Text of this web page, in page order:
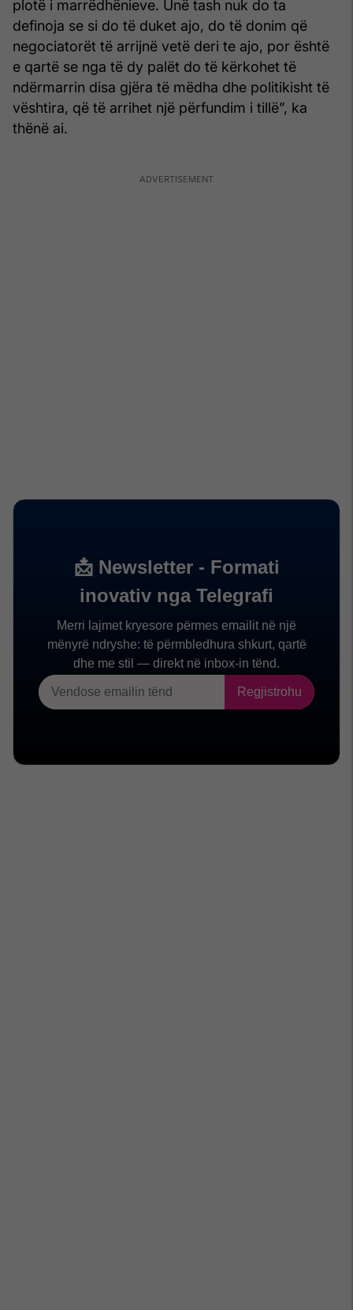
plotë i marrëdhënieve. Unë tash nuk do ta
definoja se si do të duket ajo, do të donim që
negociatorët të arrijnë vetë deri te ajo, por është
e qartë se nga të dy palët do të kërkohet të
ndërmarrin disa gjëra të mëdha dhe politikisht të
vështira, që të arrihet një përfundim i tillë”, ka
thënë ai.